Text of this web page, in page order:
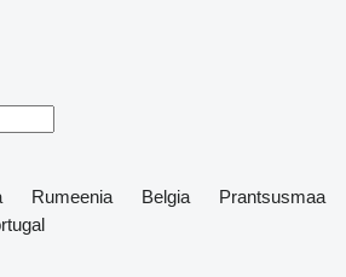
Rumeenia Belgia
Prantsusmaa